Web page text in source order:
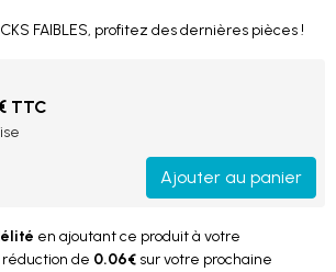
FAIBLES, profitez des dernières pièces !
TTC
Ajouter au panier
en ajoutant ce produit à votre
de 0.06€ sur votre prochaine